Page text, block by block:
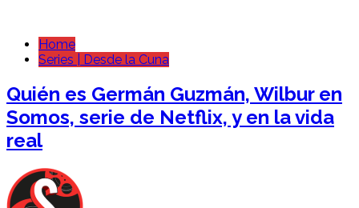
Home
Series | Desde la Cuna
Quién es Germán Guzmán, Wilbur en
Somos, serie de Netflix, y en la vida
real